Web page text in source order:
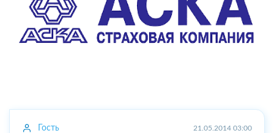
Гость 21.05.2014 03:00